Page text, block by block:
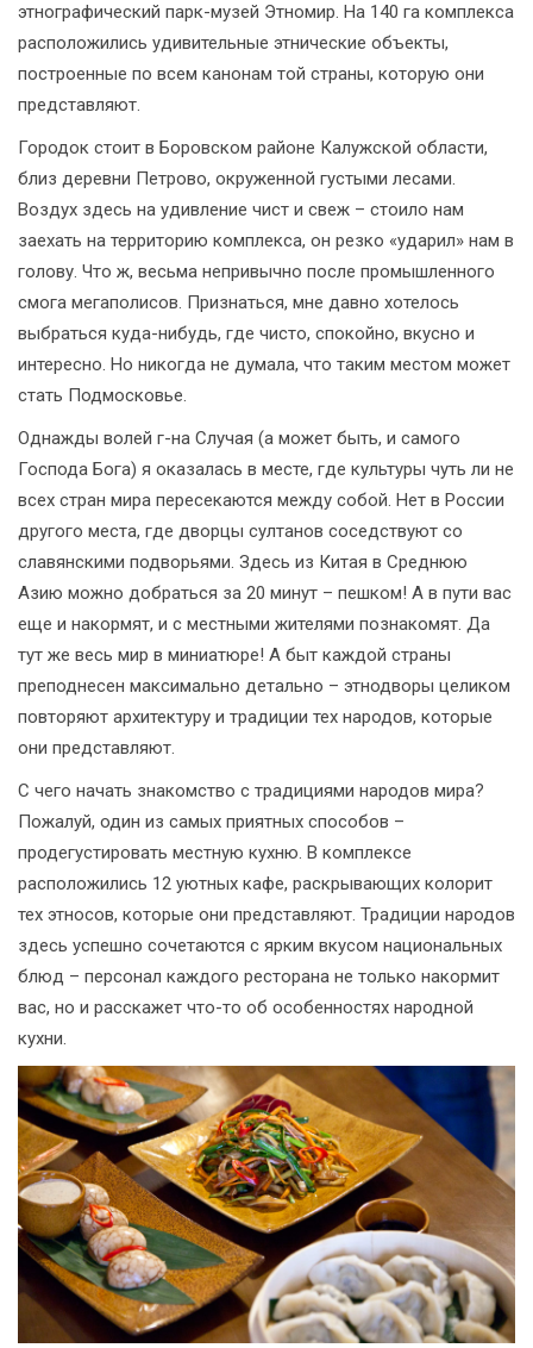
этнографический парк-музей Этномир. На 140 га комплекса
расположились удивительные этнические объекты,
построенные по всем канонам той страны, которую они
представляют.
Городок стоит в Боровском районе Калужской области,
близ деревни Петрово, окруженной густыми лесами.
Воздух здесь на удивление чист и свеж – стоило нам
заехать на территорию комплекса, он резко «ударил» нам в
голову. Что ж, весьма непривычно после промышленного
смога мегаполисов. Признаться, мне давно хотелось
выбраться куда-нибудь, где чисто, спокойно, вкусно и
интересно. Но никогда не думала, что таким местом может
стать Подмосковье.
Однажды волей г-на Случая (а может быть, и самого
Господа Бога) я оказалась в месте, где культуры чуть ли не
всех стран мира пересекаются между собой. Нет в России
другого места, где дворцы султанов соседствуют со
славянскими подворьями. Здесь из Китая в Среднюю
Азию можно добраться за 20 минут – пешком! А в пути вас
еще и накормят, и с местными жителями познакомят. Да
тут же весь мир в миниатюре! А быт каждой страны
преподнесен максимально детально – этнодворы целиком
повторяют архитектуру и традиции тех народов, которые
они представляют.
С чего начать знакомство с традициями народов мира?
Пожалуй, один из самых приятных способов –
продегустировать местную кухню. В комплексе
расположились 12 уютных кафе, раскрывающих колорит
тех этносов, которые они представляют. Традиции народов
здесь успешно сочетаются с ярким вкусом национальных
блюд – персонал каждого ресторана не только накормит
вас, но и расскажет что-то об особенностях народной
кухни.